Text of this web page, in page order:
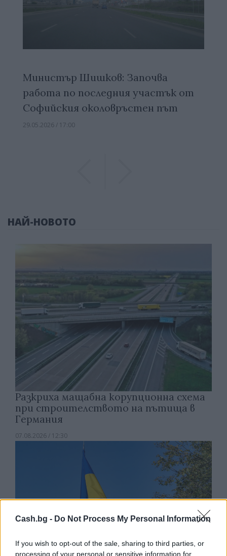
Cash.bg - Do Not Process My Personal Information
If you wish to opt-out of the sale, sharing to third parties, or
processing of your personal or sensitive information for
Министър Шишков: Започва
работа по последния участък от
Софийския околовръстен път
29.05.2026 / 17:00
НАЙ-НОВОТО
Разкриха мащабна корупционна схема
при строителството на пътища в
Германия
07.08.2026 / 12:30